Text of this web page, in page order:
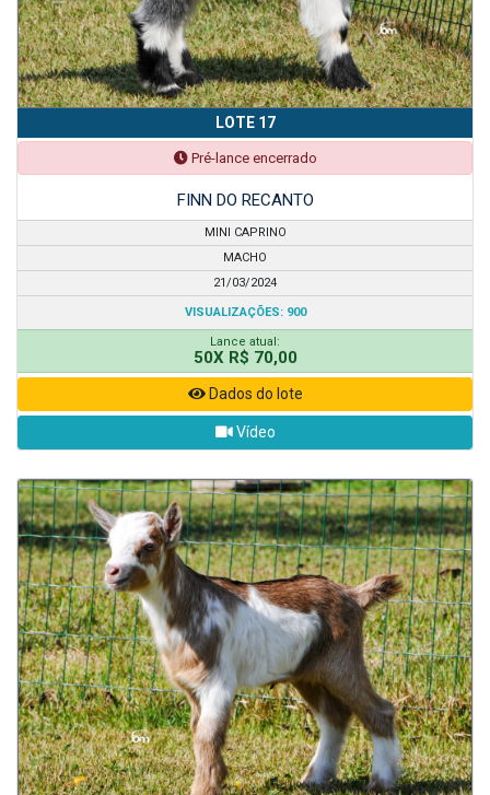
LOTE 17
Pré-lance encerrado
FINN DO RECANTO
MINI CAPRINO
MACHO
21/03/2024
VISUALIZAÇÕES: 900
Lance atual:
50X R$ 70,00
Dados do lote
Vídeo